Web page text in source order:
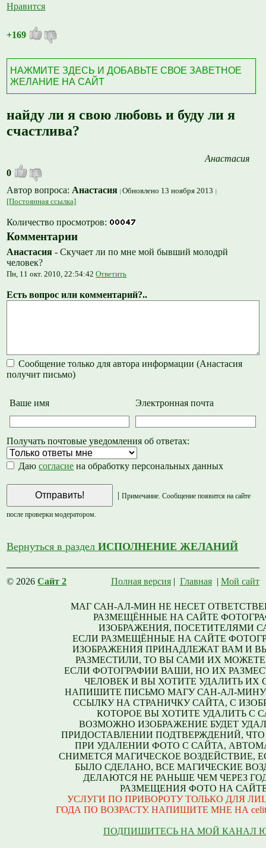
Нравится
+169
НАЖМИТЕ ЗДЕСЬ И ДОБАВЬТЕ СВОЕ ЗАВЕТНОЕ
ЖЕЛАНИЕ НА САЙТ
найду ли я свою любовь и буду ли я
счастлива?
Анастасия
0
Автор вопроса: Анастасия Обновлено 13 ноября 2013
[Постоянная ссылка]
Количество просмотров:
Комментарии
Анастасия-Скучает ли по мне мой бывший молодрй
человек?
Пн, 11 окт. 2010, 22:54:42Ответить
Есть вопрос или комментарий?..
Сообщение только для автора информации (Анастасия
получит письмо)
Ваше имя Электронная почта
Получать почтовые уведомления об ответах:
Даюсогласие на обработку персональных данных
| Примечание. Сообщение появится на сайте
после проверки модератором.
Вернуться в разделИСПОЛНЕНИЕ ЖЕЛАНИЙ
© 2026Сайт 2 Полная версия| Главная| Мой сайт
МАГ САН-АЛ-МИН НЕ НЕСЕТ
РАЗМЕЩЁННЫЕ НА САЙТЕ
ИЗОБРАЖЕНИЯ, ПОСЕТИТЕЛЯМИ
ЕСЛИ РАЗМЕЩЁННЫЕ НА САЙТЕ
ИЗОБРАЖЕНИЯ ПРИНАДЛЕЖАТ ВАМ И
РАЗМЕСТИЛИ, ТО ВЫ САМИ ИХ МОЖЕТЕ
ЕСЛИ ФОТОГРАФИИ ВАШИ, НО ИХ
ЧЕЛОВЕК И ВЫ ХОТИТЕ УДАЛИТЬ ИХ
НАПИШИТЕ ПИСЬМО МАГУ САН-АЛ-
ССЫЛКУ НА СТРАНИЧКУ САЙТА, С
КОТОРОЕ ВЫ ХОТИТЕ УДАЛИТЬ С
ВОЗМОЖНО ИЗОБРАЖЕНИЕ БУДЕТ
ПРИДОСТАВЛЕНИИ ПОДТВЕРЖДЕНИЙ,
ПРИ УДАЛЕНИИ ФОТО С САЙТА,
СНИМЕТСЯ МАГИЧЕСКОЕ ВОЗДЕЙСТВИЕ,
БЫЛО СДЕЛАНО, ВСЕ МАГИЧЕСКИЕ
ДЕЛАЮТСЯ НЕ РАНЬШЕ ЧЕМ ЧЕРЕЗ
РАЗМЕЩЕНИЯ ФОТО НА
УСЛУГИ ПО ПРИВОРОТУ ТОЛЬКО ДЛЯ
ГОДА ПО ВОЗРАСТУ. НАПИШИТЕ МНЕ НА
ПОДПИШИТЕСЬ НА МОЙ КАНАЛ